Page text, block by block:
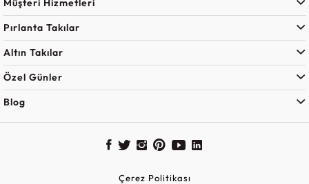
Pırlanta Takılar
Altın Takılar
Özel Günler
Blog
Çerez Politikası